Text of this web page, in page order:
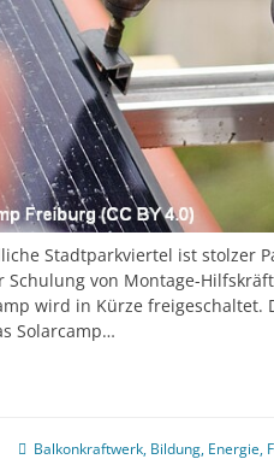
Stadtparkviertel ist stolzer
Schulung von Montage-
wird in Kürze
Solarcamp…
Balkonkraftwerk, Bildung, Energie,